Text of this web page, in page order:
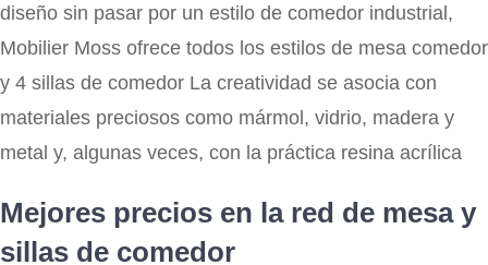
diseño sin pasar por un estilo de comedor industrial,
Mobilier Moss ofrece todos los estilos de mesa comedor
y 4 sillas de comedor La creatividad se asocia con
materiales preciosos como mármol, vidrio, madera y
metal y, algunas veces, con la práctica resina acrílica
Mejores precios en la red de mesa y
sillas de comedor